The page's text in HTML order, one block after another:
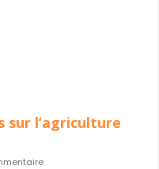
sur l’agriculture